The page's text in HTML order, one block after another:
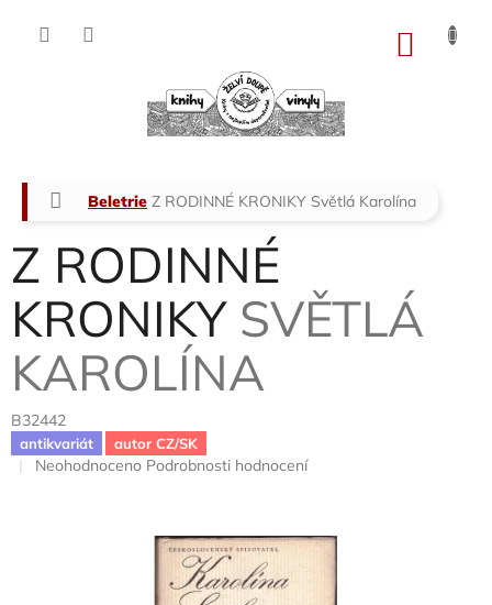
Domů
Beletrie Z RODINNÉ KRONIKY Světlá Karolína
Z RODINNÉ
KRONIKY SVĚTLÁ
KAROLÍNA
B32442
antikvariát autor CZ/SK
Průměrné
Neohodnoceno Podrobnosti hodnocení